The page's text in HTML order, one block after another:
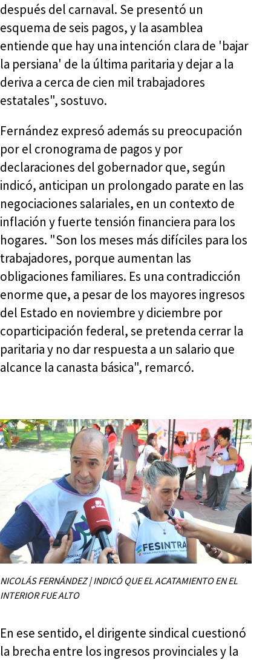
después del carnaval. Se presentó un
esquema de seis pagos, y la asamblea
entiende que hay una intención clara de 'bajar
la persiana' de la última paritaria y dejar a la
deriva a cerca de cien mil trabajadores
estatales", sostuvo.
Fernández expresó además su preocupación
por el cronograma de pagos y por
declaraciones del gobernador que, según
indicó, anticipan un prolongado parate en las
negociaciones salariales, en un contexto de
inflación y fuerte tensión financiera para los
hogares. "Son los meses más difíciles para los
trabajadores, porque aumentan las
obligaciones familiares. Es una contradicción
enorme que, a pesar de los mayores ingresos
del Estado en noviembre y diciembre por
coparticipación federal, se pretenda cerrar la
paritaria y no dar respuesta a un salario que
alcance la canasta básica", remarcó.
NICOLÁS FERNÁNDEZ | INDICÓ QUE EL ACATAMIENTO EN EL
INTERIOR FUE ALTO
En ese sentido, el dirigente sindical cuestionó
la brecha entre los ingresos provinciales y la